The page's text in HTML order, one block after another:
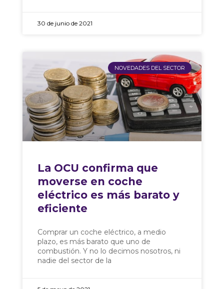
30 de junio de 2021
NOVEDADES DEL SECTOR
La OCU confirma que
moverse en coche
eléctrico es más barato y
eficiente
Comprar un coche eléctrico, a medio
plazo, es más barato que uno de
combustión. Y no lo decimos nosotros, ni
nadie del sector de la